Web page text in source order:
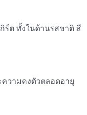
ร์ต ทั้งในด้านรสชาติ สี
ความคงตัวตลอดอายุ